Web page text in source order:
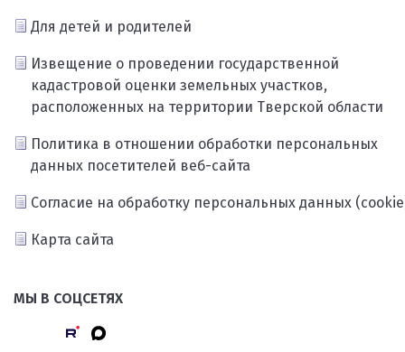
Для детей и родителей
Извещение о проведении государственной
кадастровой оценки земельных участков,
расположенных на территории Тверской области
Политика в отношении обработки персональных
данных посетителей веб-сайта
Согласие на обработку персональных данных
Карта сайта
МЫ В СОЦСЕТЯХ